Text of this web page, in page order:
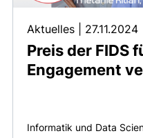
Preis der FIDS
Engagement
Aktuelles 27.11.2024
Informatik und Data